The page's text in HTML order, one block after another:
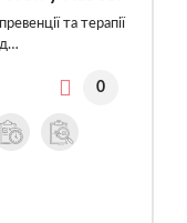
та терапії
0